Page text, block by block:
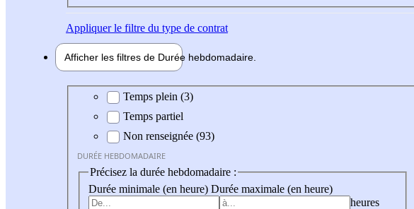
Appliquerle filtre du type de contrat
Afficher les filtres de Durée hebdomadaire
Durée hebdomadaire
Temps plein (3)
Temps partiel
Non renseignée (93)
DURÉE HEBDOMADAIRE
Précisez la durée hebdomadaire :
Durée minimale (en heure) Durée maximale (en heure)
heures